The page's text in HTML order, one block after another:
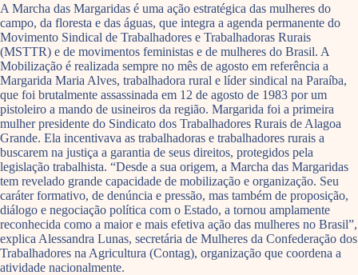
A Marcha das Margaridas é uma ação estratégica das mulheres do
campo, da floresta e das águas, que integra a agenda permanente do
Movimento Sindical de Trabalhadores e Trabalhadoras Rurais
(MSTTR) e de movimentos feministas e de mulheres do Brasil. A
Mobilização é realizada sempre no mês de agosto em referência a
Margarida Maria Alves, trabalhadora rural e líder sindical na Paraíba,
que foi brutalmente assassinada em 12 de agosto de 1983 por um
pistoleiro a mando de usineiros da região. Margarida foi a primeira
mulher presidente do Sindicato dos Trabalhadores Rurais de Alagoa
Grande. Ela incentivava as trabalhadoras e trabalhadores rurais a
buscarem na justiça a garantia de seus direitos, protegidos pela
legislação trabalhista. “Desde a sua origem, a Marcha das Margaridas
tem revelado grande capacidade de mobilização e organização. Seu
caráter formativo, de denúncia e pressão, mas também de proposição,
diálogo e negociação política com o Estado, a tornou amplamente
reconhecida como a maior e mais efetiva ação das mulheres no Brasil”,
explica Alessandra Lunas, secretária de Mulheres da Confederação dos
Trabalhadores na Agricultura (Contag), organização que coordena a
atividade nacionalmente.